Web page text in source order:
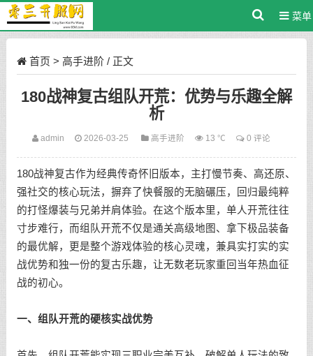
菜单
首页 > 高手进阶/ 正文
180战神复古组队开荒：优势与乐趣全解
析
admin 2026-03-25 高手进阶 13 ℃ 0 评论
180战神复古作为经典传奇怀旧版本，主打慢节奏、高还原、
强社交的核心玩法，摒弃了快餐服的无脑碾压，回归最纯粹
的打怪爆装与兄弟并肩体验。在这个版本里，单人开荒往往
寸步难行，而组队开荒不仅是通关高级地图、拿下极品装备
的最优解，更是整个游戏体验的核心灵魂，兼具实打实的实
战优势和独一份的复古乐趣，让无数老玩家重回当年热血征
战的初心。
一、组队开荒的硬核实战优势